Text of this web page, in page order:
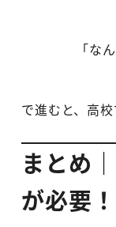
「な
で進むと、高
まとめ
が必要！